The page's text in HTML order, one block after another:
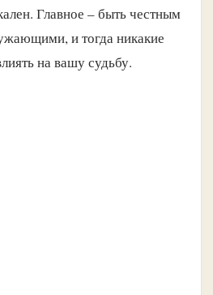
Главное – быть честным
и тогда никакие
на вашу судьбу.